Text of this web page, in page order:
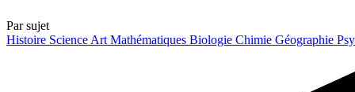
Par sujet
Histoire Science Art Mathématiques Biologie Chimie Géographie